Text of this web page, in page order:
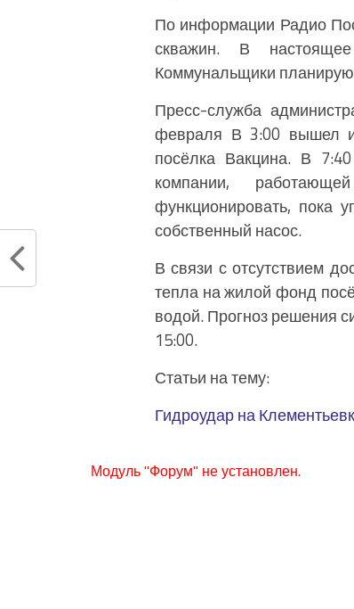
По информации Радио
скважин. В
Коммунальщики
Пресс-служба
февраля В 3:00 вышел
посёлка Вакцина. В
компании,
функционировать, пока
собственный насос.
В связи с отсутствием
тепла на жилой фонд
водой. Прогноз решения
15:00.
Статьи на тему:
Гидроудар на
Модуль "Форум" не установлен.